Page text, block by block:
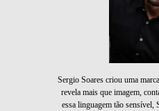
Sergio Soares criou uma
revela mais que imagem,
essa linguagem tão sensível,